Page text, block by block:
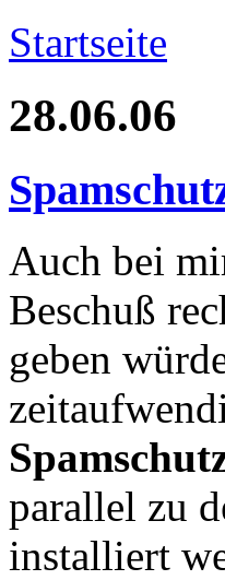
Startseite
28.06.06
Auch bei
Beschuß
geben
parallel zu
installiert